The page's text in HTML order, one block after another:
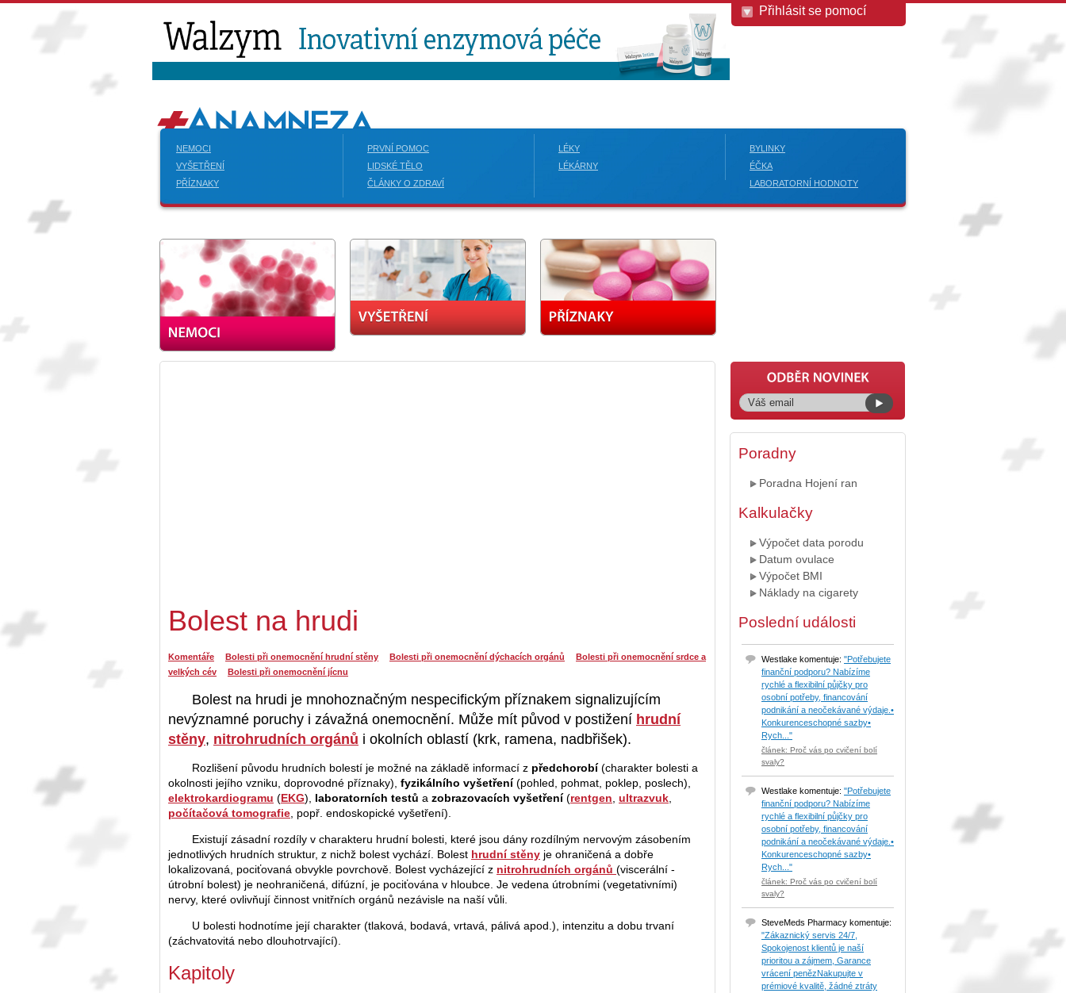
Přihlásit se pomocí
NEMOCI
VYŠETŘENÍ
PŘÍZNAKY
PRVNÍ POMOC
LIDSKÉ TĚLO
ČLÁNKY O ZDRAVÍ
LÉKY
LÉKÁRNY
BYLINKY
ÉČKA
LABORATORNÍ HODNOTY
Bolest na hrudi
Komentáře Bolesti při onemocnění hrudní stěny Bolesti při onemocnění dýchacích orgánů
Bolesti při onemocnění srdce a
velkých cév
Bolesti při onemocnění jícnu
Bolest na hrudi je mnohoznačným nespecifickým příznakem signalizujícím
nevýznamné poruchy i závažná onemocnění. Může mít původ v postižení hrudní
stěny, nitrohrudních orgánů i okolních oblastí (krk, ramena, nadbřišek).
Rozlišení původu hrudních bolestí je možné na základě informací z předchorobí(charakter bolesti a
okolnosti jejího vzniku, doprovodné příznaky), fyzikálního vyšetření(pohled, pohmat, poklep, poslech),
elektrokardiogramu (EKG), laboratorních testů a zobrazovacích vyšetření(rentgen ultrazvuk
počítačová tomografie , popř. endoskopické vyšetření).
Existují zásadní rozdíly v charakteru hrudní bolesti, které jsou dány rozdílným nervovým zásobením
jednotlivých hrudních struktur, z nichž bolest vychází. Bolest hrudní stěny je ohraničená a dobře
lokalizovaná, pociťovaná obvykle povrchově. Bolest vycházející z nitrohrudních orgánů (viscerální -
útrobní bolest) je neohraničená, difúzní, je pociťována v hloubce. Je vedena útrobními (vegetativními)
nervy, které ovlivňují činnost vnitřních orgánů nezávisle na naší vůli.
U bolesti hodnotíme její charakter (tlaková, bodavá, vrtavá, pálivá apod.), intenzitu a dobu trvaní
(záchvatovitá nebo dlouhotrvající).
Kapitoly
Poradny
Poradna Hojení ran
Kalkulačky
Výpočet data porodu
Datum ovulace
Výpočet BMI
Náklady na cigarety
Poslední události
Westlake komentuje: "Potřebujete
finanční podporu? Nabízíme
rychlé a flexibilní půjčky pro
osobní potřeby, financování
podnikání a neočekávané výdaje.•
Konkurenceschopné sazby•
Rych..."
článek: Proč vás po cvičení bolí
svaly?
Westlake komentuje: "Potřebujete
finanční podporu? Nabízíme
rychlé a flexibilní půjčky pro
osobní potřeby, financování
podnikání a neočekávané výdaje.•
Konkurenceschopné sazby•
Rych..."
článek: Proč vás po cvičení bolí
svaly?
SteveMeds Pharmacy komentuje:
"Zákaznický servis 24/7,
Spokojenost klientů je naší
prioritou a zájmem, Garance
vrácení penězNakupujte v
prémiové kvalitě, žádné ztráty